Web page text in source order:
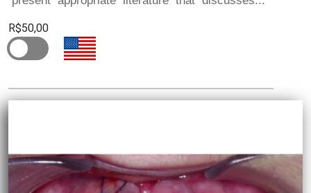
R$50,00